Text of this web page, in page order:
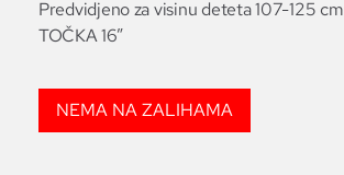
Predvidjeno za visinu deteta 107-125
TOČKA 16”
NEMA NA ZALIHAMA